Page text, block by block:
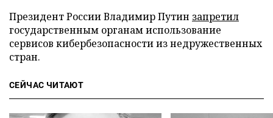
Президент России Владимир Путин запретил
государственным органам использование
сервисов кибербезопасности из недружественных
стран.
СЕЙЧАС ЧИТАЮТ